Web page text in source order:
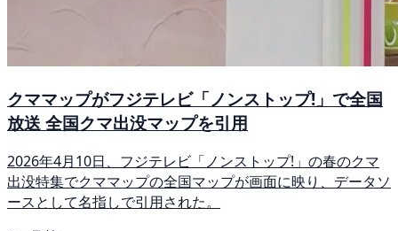
クママップがフジテレビ「ノンストップ!」で全国
放送 全国クマ出没マップを引用
2026年4月10日、フジテレビ「ノンストップ!」の春のクマ
出没特集でクママップの全国マップが画面に映り、データソ
ースとして名指しで引用された。